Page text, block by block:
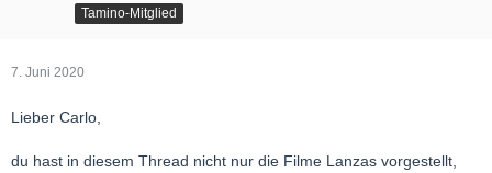
Tamino-Mitglied
7. Juni 2020
Lieber Carlo,
du hast in diesem Thread nicht nur die Filme Lanzas vorgestellt,